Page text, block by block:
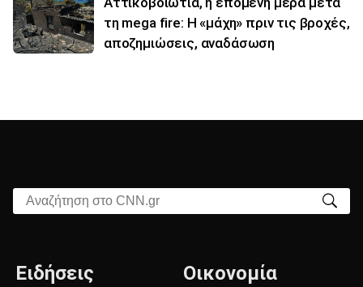
τη mega fire: Η «μάχη» πριν τις βροχές,
αποζημιώσεις, αναδάσωση
Αναζήτηση στο CNN.gr
Ειδήσεις Οικονομία